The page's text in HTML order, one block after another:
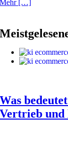
Mehr […]
Was
Vertrieb und